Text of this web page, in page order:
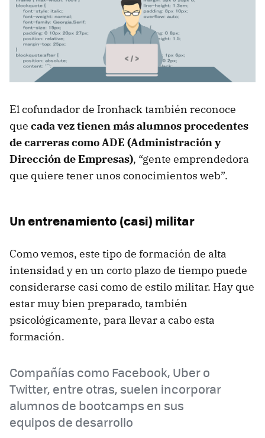
El cofundador de Ironhack también reconoce
que cada vez tienen más alumnos procedentes
de carreras como ADE (Administración y
Dirección de Empresas), “gente emprendedora
que quiere tener unos conocimientos web”.
Un entrenamiento (casi) militar
Como vemos, este tipo de formación de alta
intensidad y en un corto plazo de tiempo puede
considerarse casi como de estilo militar. Hay que
estar muy bien preparado, también
psicológicamente, para llevar a cabo esta
formación.
Compañías como Facebook, Uber o
Twitter, entre otras, suelen incorporar
alumnos de bootcamps en sus
equipos de desarrollo